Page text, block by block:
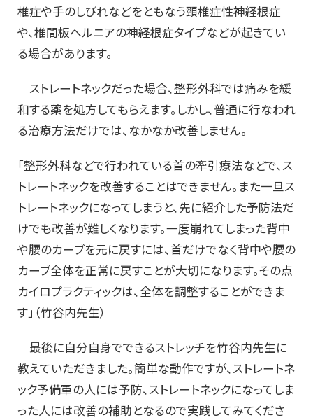
椎症や手のしびれなどをともなう頸椎症性神経根症
や、椎間板ヘルニアの神経根症タイプなどが起きてい
る場合があります。
ストレートネックだった場合、整形外科では痛みを緩
和する薬を処方してもらえます。しかし、普通に行なわれ
る治療方法だけでは、なかなか改善しません。
「整形外科などで行われている首の牽引療法などで、ス
トレートネックを改善することはできません。また一旦ス
トレートネックになってしまうと、先に紹介した予防法だ
けでも改善が難しくなります。一度崩れてしまった背中
や腰のカーブを元に戻すには、首だけでなく背中や腰の
カーブ全体を正常に戻すことが大切になります。その点
カイロプラクティックは、全体を調整することができま
す」（竹谷内先生）
最後に自分自身でできるストレッチを竹谷内先生に
教えていただきました。簡単な動作ですが、ストレートネ
ック予備軍の人には予防、ストレートネックになってしま
った人には改善の補助となるので実践してみてくださ